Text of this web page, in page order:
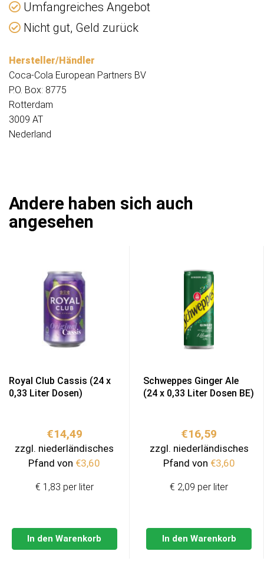
Umfangreiches Angebot
Nicht gut, Geld zurück
Hersteller/Händler
Coca-Cola European Partners BV
P.O. Box: 8775
Rotterdam
3009 AT
Nederland
Andere haben sich auch
angesehen
Royal Club Cassis (24 x
0,33 Liter Dosen)
€14,49
zzgl. niederländisches
Pfand von €3,60
In den Warenkorb
€ 1,83 per liter
Schweppes Ginger Ale
(24 x 0,33 Liter Dosen BE)
€16,59
zzgl. niederländisches
Pfand von €3,60
In den Warenkorb
€ 2,09 per liter